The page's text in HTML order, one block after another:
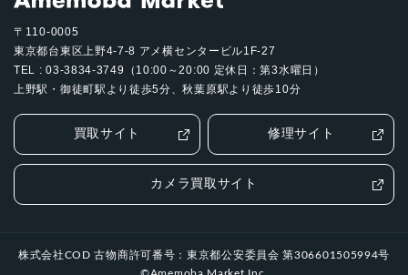
〒110-0005
東京都台東区上野4-7-8 アメ横センタービル1F-27
TEL : 03-3834-3749（10:00～20:00 定休日：第3水曜日）
上野駅・御徒町駅より徒歩5分、秋葉原駅より徒歩10分
買取サイト 修理サイト
カメラ買取サイト
株式会社COD 古物商許可番号：東京都公安委員会 第306601505994号